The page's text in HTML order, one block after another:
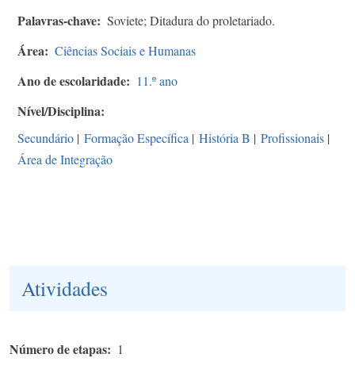
Palavras-chave Soviete; Ditadura do proletariado.
Área Ciências Sociais e Humanas
Ano de escolaridade 11.º ano
Nível/Disciplina
Secundário | Formação Específica | História B | Profissionais |
Área de Integração
Atividades
Número de etapas 1